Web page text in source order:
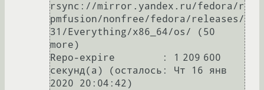
rsync://mirror.yandex.ru/fedora/r
pmfusion/nonfree/fedora/releases/
31/Everything/x86_64/os/ (50
more)
Repo-expire        : 1 209 600
секунд(а) (осталось: Чт 16 янв
2020 20:04:42)